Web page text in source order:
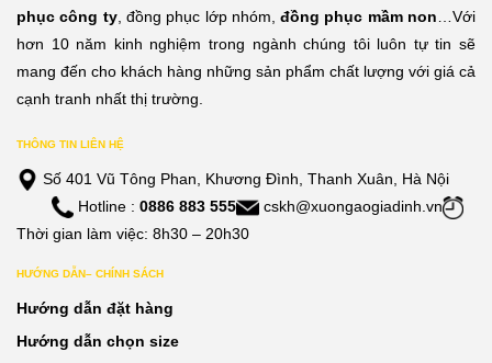
phục công ty, đồng phục lớp nhóm,đồng phục mầm non…Với
hơn 10 năm kinh nghiệm trong ngành chúng tôi luôn tự tin sẽ
mang đến cho khách hàng những sản phẩm chất lượng với giá cả
cạnh tranh nhất thị trường.
THÔNG TIN LIÊN HỆ
Số 401 Vũ Tông Phan, Khương Đình, Thanh Xuân, Hà Nội
Hotline : 0886 883 555
cskh@xuongaogiadinh.vn
Thời gian làm việc: 8h30 – 20h30
HƯỚNG DẪN– CHÍNH SÁCH
Hướng dẫn đặt hàng
Hướng dẫn chọn size